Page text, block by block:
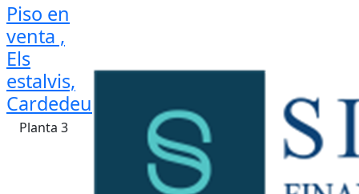
Piso en
venta ,
Els
estalvis,
Cardedeu
Planta 3